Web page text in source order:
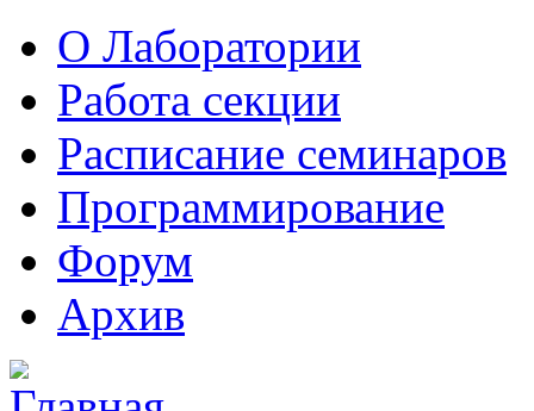
О Лаборатории
Работа секции
Расписание семинаров
Программирование
Форум
Архив